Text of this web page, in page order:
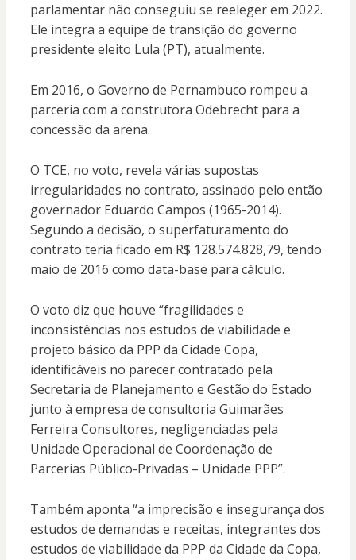
parlamentar não conseguiu se reeleger em 2022.
Ele integra a equipe de transição do governo
presidente eleito Lula (PT), atualmente.
Em 2016, o Governo de Pernambuco rompeu a
parceria com a construtora Odebrecht para a
concessão da arena.
O TCE, no voto, revela várias supostas
irregularidades no contrato, assinado pelo então
governador Eduardo Campos (1965-2014).
Segundo a decisão, o superfaturamento do
contrato teria ficado em R$ 128.574.828,79, tendo
maio de 2016 como data-base para cálculo.
O voto diz que houve “fragilidades e
inconsistências nos estudos de viabilidade e
projeto básico da PPP da Cidade Copa,
identificáveis no parecer contratado pela
Secretaria de Planejamento e Gestão do Estado
junto à empresa de consultoria Guimarães
Ferreira Consultores, negligenciadas pela
Unidade Operacional de Coordenação de
Parcerias Público-Privadas – Unidade PPP”.
Também aponta “a imprecisão e insegurança dos
estudos de demandas e receitas, integrantes dos
estudos de viabilidade da PPP da Cidade da Copa,